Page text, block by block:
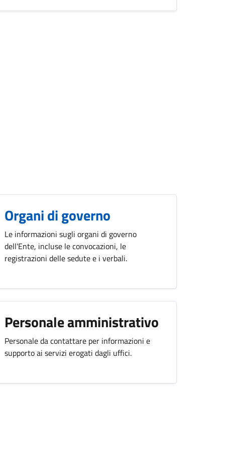
Organi di governo
Le informazioni sugli organi di governo
dell'Ente, incluse le convocazioni, le
registrazioni delle sedute e i verbali.
Personale amministrativo
Personale da contattare per informazioni e
supporto ai servizi erogati dagli uffici.